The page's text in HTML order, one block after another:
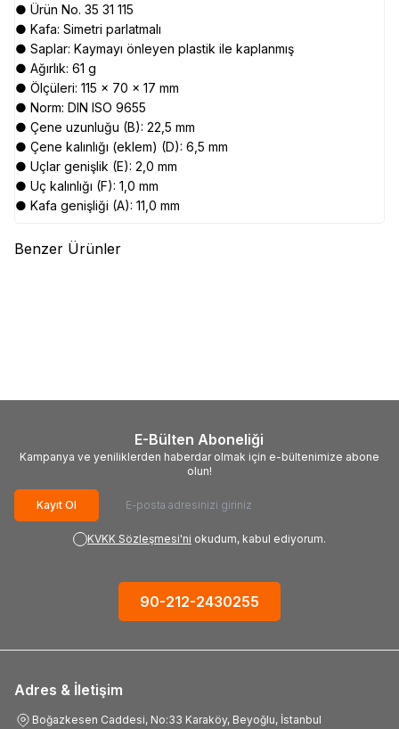
● Ürün No. 35 31 115
● Kafa: Simetri parlatmalı
● Saplar: Kaymayı önleyen plastik ile kaplanmış
● Ağırlık: 61 g
● Ölçüleri: 115 x 70 x 17 mm
● Norm: DIN ISO 9655
● Çene uzunluğu (B): 22,5 mm
● Çene kalınlığı (eklem) (D): 6,5 mm
● Uçlar genişlik (E): 2,0 mm
● Uç kalınlığı (F): 1,0 mm
● Kafa genişliği (A): 11,0 mm
Benzer Ürünler
E-Bülten Aboneliği
Kampanya ve yeniliklerden haberdar olmak için e-bültenimize abone
olun!
Kayıt Ol
KVKK Sözleşmesi'ni okudum, kabul ediyorum.
90-212-2430255
Adres & İletişim
Boğazkesen Caddesi, No:33 Karaköy, Beyoğlu, İstanbul